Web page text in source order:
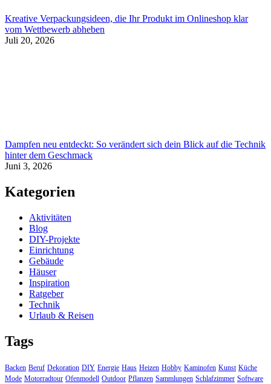
Kreative Verpackungsideen, die Ihr Produkt im Onlineshop klar
vom Wettbewerb abheben
Juli 20, 2026
Dampfen neu entdeckt: So verändert sich dein Blick auf die Technik
hinter dem Geschmack
Juni 3, 2026
Kategorien
Aktivitäten
Blog
DIY-Projekte
Einrichtung
Gebäude
Häuser
Inspiration
Ratgeber
Technik
Urlaub & Reisen
Tags
Backen Beruf Dekoration DIY Energie Haus Heizen Hobby Kaminofen Kunst Küche
Mode Motorradtour Ofenmodell Outdoor Pflanzen Sammlungen Schlafzimmer Software